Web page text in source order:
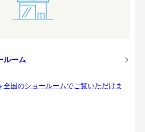
ルーム
全国のショールームでご覧いただけま